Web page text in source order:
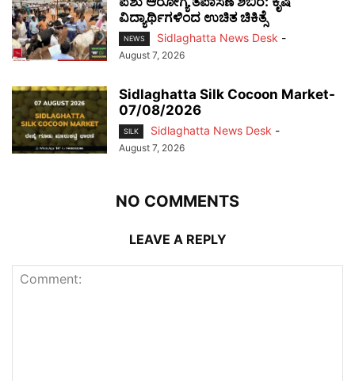
ವಿದ್ಯಾರ್ಥಿಗಳಿಂದ ಉಚಿತ ಚಿಕಿತ್ಸೆ
NEWS Sidlaghatta News Desk -
August 7, 2026
Sidlaghatta Silk Cocoon Market-
07/08/2026
SILK Sidlaghatta News Desk -
August 7, 2026
NO COMMENTS
LEAVE A REPLY